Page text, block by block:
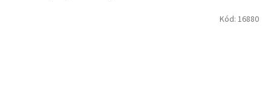
Kód: 16880